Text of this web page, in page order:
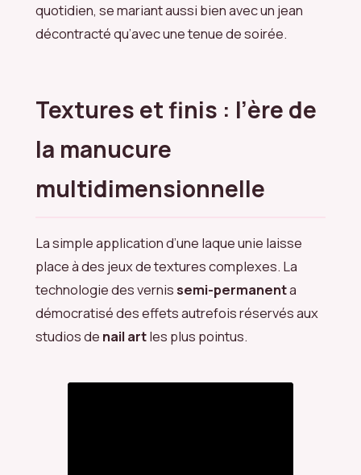
quotidien, se mariant aussi bien avec un jean
décontracté qu’avec une tenue de soirée.
Textures et finis : l’ère de
la manucure
multidimensionnelle
La simple application d’une laque unie laisse
place à des jeux de textures complexes. La
technologie des vernissemi-permanenta
démocratisé des effets autrefois réservés aux
studios de nail artles plus pointus.